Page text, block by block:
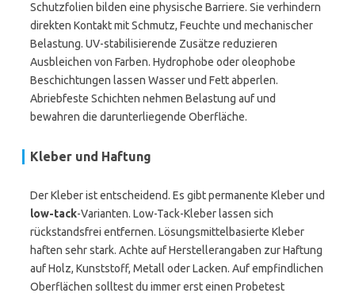
Schutzfolien bilden eine physische Barriere. Sie verhindern
direkten Kontakt mit Schmutz, Feuchte und mechanischer
Belastung. UV-stabilisierende Zusätze reduzieren
Ausbleichen von Farben. Hydrophobe oder oleophobe
Beschichtungen lassen Wasser und Fett abperlen.
Abriebfeste Schichten nehmen Belastung auf und
bewahren die darunterliegende Oberfläche.
Kleber und Haftung
Der Kleber ist entscheidend. Es gibt permanente Kleber und
low-tack-Varianten. Low-Tack-Kleber lassen sich
rückstandsfrei entfernen. Lösungsmittelbasierte Kleber
haften sehr stark. Achte auf Herstellerangaben zur Haftung
auf Holz, Kunststoff, Metall oder Lacken. Auf empfindlichen
Oberflächen solltest du immer erst einen Probetest